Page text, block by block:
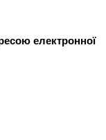
електронної